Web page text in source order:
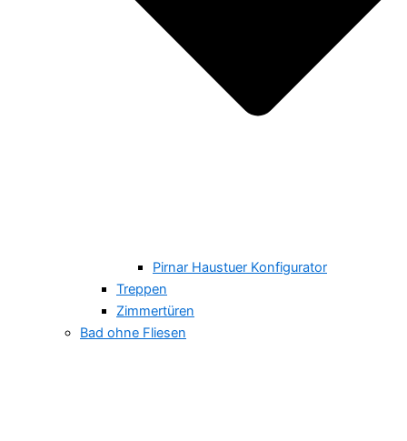
Pirnar Haustuer Konfigurator
Treppen
Zimmertüren
Bad ohne Fliesen